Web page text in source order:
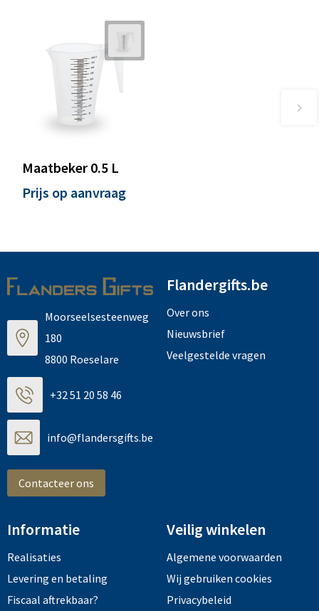
Maatbeker 0.5 L
Prijs op aanvraag
Moorseelsesteenweg
180
8800 Roeselare
+32 51 20 58 46
info@flandersgifts.be
Contacteer ons
Flandergifts.be
Over ons
Nieuwsbrief
Veelgestelde vragen
Informatie
Realisaties
Levering en betaling
Fiscaal aftrekbaar?
Veilig winkelen
Algemene voorwaarden
Wij gebruiken cookies
Privacybeleid